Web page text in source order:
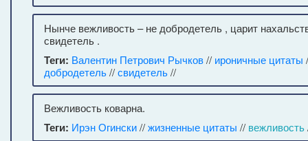
Нынче вежливость – не добродетель , царит
свидетель .
Теги: Валентин Петрович Рычков// ироничные цитаты
добродетель//свидетель//
Вежливость коварна.
Теги: Ирэн Огински//жизненные цитаты // вежливость